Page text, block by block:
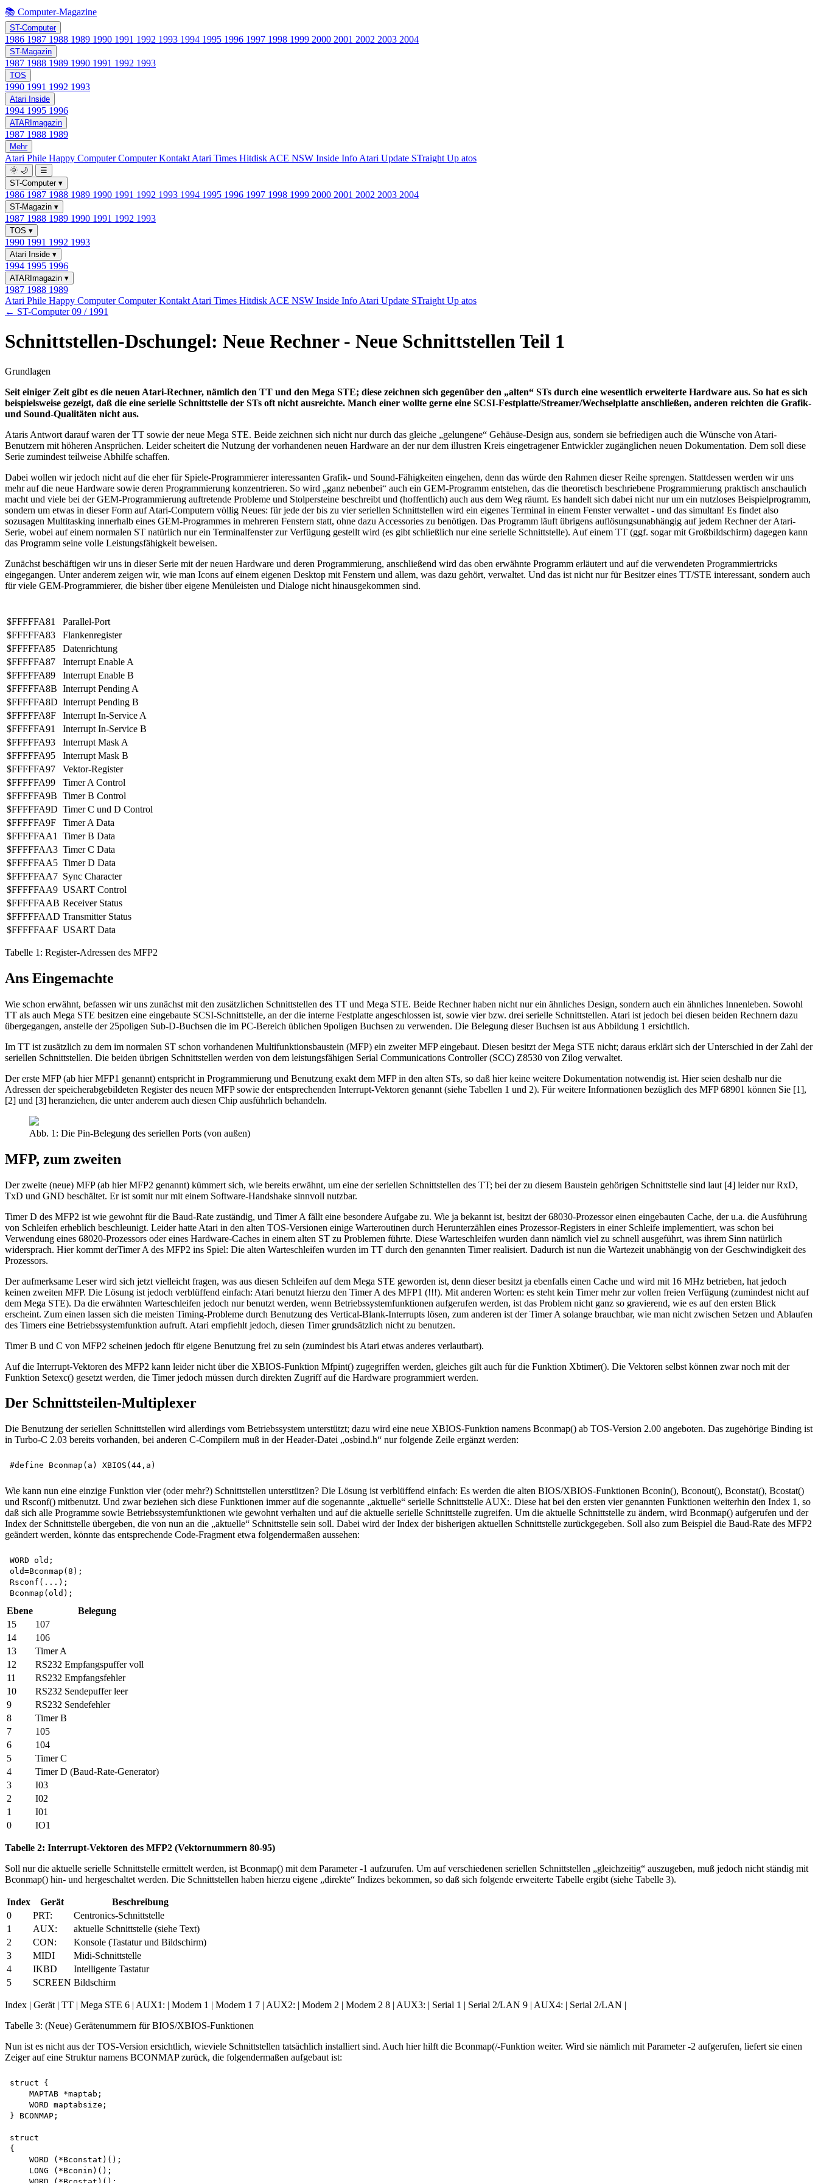
📚 Computer-Magazine
ST-Computer
1986 1987 1988 1989 1990 1991 1992 1993 1994 1995 1996 1997 1998 1999 2000 2001 2002 2003 2004
ST-Magazin
1987 1988 1989 1990 1991 1992 1993
TOS
1990 1991 1992 1993
Atari Inside
1994 1995 1996
ATARImagazin
1987 1988 1989
Mehr
Atari Phile Happy ComputerComputer Kontakt Atari Times Hitdisk ACE NSW Inside Info Atari Update STraight Up atos
🌞 🌙
☰
ST-Computer ▾
1986 1987 1988 1989 1990 1991 1992 1993 1994 1995 1996 1997 1998 1999 2000 2001 2002 2003 2004
ST-Magazin ▾
1987 1988 1989 1990 1991 1992 1993
TOS ▾
1990 1991 1992 1993
Atari Inside ▾
1994 1995 1996
ATARImagazin ▾
1987 1988 1989
Atari Phile Happy ComputerComputer Kontakt Atari Times Hitdisk ACE NSW Inside Info Atari Update STraight Up atos
← ST-Computer 09 / 1991
Schnittstellen-Dschungel: Neue Rechner - Neue Schnittstellen Teil 1
Grundlagen
Seit einiger Zeit gibt es die neuen Atari-Rechner, nämlich den TT und den Mega STE; diese zeichnen sich gegenüber den „alten“ STs durch eine wesentlich erweiterte Hardware aus. So hat es sich
beispielsweise gezeigt, daß die eine serielle Schnittstelle der STs oft nicht ausreichte. Manch einer wollte gerne eine SCSI-Festplatte/Streamer/Wechselplatte anschließen, anderen reichten die Grafik-
und Sound-Qualitäten nicht aus.
Ataris Antwort darauf waren der TT sowie der neue Mega STE. Beide zeichnen sich nicht nur durch das gleiche „gelungene“ Gehäuse-Design aus, sondern sie befriedigen auch die Wünsche von Atari-
Benutzern mit höheren Ansprüchen. Leider scheitert die Nutzung der vorhandenen neuen Hardware an der nur dem illustren Kreis eingetragener Entwickler zugänglichen neuen Dokumentation. Dem soll diese
Serie zumindest teilweise Abhilfe schaffen.
Dabei wollen wir jedoch nicht auf die eher für Spiele-Programmierer interessanten Grafik- und Sound-Fähigkeiten eingehen, denn das würde den Rahmen dieser Reihe sprengen. Stattdessen werden wir uns
mehr auf die neue Hardware sowie deren Programmierung konzentrieren. So wird „ganz nebenbei“ auch ein GEM-Programm entstehen, das die theoretisch beschriebene Programmierung praktisch anschaulich
macht und viele bei der GEM-Programmierung auftretende Probleme und Stolpersteine beschreibt und (hoffentlich) auch aus dem Weg räumt. Es handelt sich dabei nicht nur um ein nutzloses Beispielprogramm,
sondern um etwas in dieser Form auf Atari-Computern völlig Neues: für jede der bis zu vier seriellen Schnittstellen wird ein eigenes Terminal in einem Fenster verwaltet - und das simultan! Es findet also
sozusagen Multitasking innerhalb eines GEM-Programmes in mehreren Fenstern statt, ohne dazu Accessories zu benötigen. Das Programm läuft übrigens auflösungsunabhängig auf jedem Rechner der Atari-
Serie, wobei auf einem normalen ST natürlich nur ein Terminalfenster zur Verfügung gestellt wird (es gibt schließlich nur eine serielle Schnittstelle). Auf einem TT (ggf. sogar mit Großbildschirm) dagegen kann
das Programm seine volle Leistungsfähigkeit beweisen.
Zunächst beschäftigen wir uns in dieser Serie mit der neuen Hardware und deren Programmierung, anschließend wird das oben erwähnte Programm erläutert und auf die verwendeten Programmiertricks
eingegangen. Unter anderem zeigen wir, wie man Icons auf einem eigenen Desktop mit Fenstern und allem, was dazu gehört, verwaltet. Und das ist nicht nur für Besitzer eines TT/STE interessant, sondern auch
für viele GEM-Programmierer, die bisher über eigene Menüleisten und Dialoge nicht hinausgekommen sind.
$FFFFFA81
Parallel-Port
$FFFFFA83
Flankenregister
$FFFFFA85
Datenrichtung
$FFFFFA87
Interrupt Enable A
$FFFFFA89
Interrupt Enable B
$FFFFFA8B Interrupt Pending A
$FFFFFA8D Interrupt Pending B
$FFFFFA8F
Interrupt In-Service A
$FFFFFA91
Interrupt In-Service B
$FFFFFA93
Interrupt Mask A
$FFFFFA95
Interrupt Mask B
$FFFFFA97
Vektor-Register
$FFFFFA99
Timer A Control
$FFFFFA9B Timer B Control
$FFFFFA9D Timer C und D Control
$FFFFFA9F
Timer A Data
$FFFFFAA1
Timer B Data
$FFFFFAA3 Timer C Data
$FFFFFAA5 Timer D Data
$FFFFFAA7 Sync Character
$FFFFFAA9 USART Control
$FFFFFAAB Receiver Status
$FFFFFAAD Transmitter Status
$FFFFFAAF USART Data
Tabelle 1: Register-Adressen des MFP2
Ans Eingemachte
Wie schon erwähnt, befassen wir uns zunächst mit den zusätzlichen Schnittstellen des TT und Mega STE. Beide Rechner haben nicht nur ein ähnliches Design, sondern auch ein ähnliches Innenleben. Sowohl
TT als auch Mega STE besitzen eine eingebaute SCSI-Schnittstelle, an der die interne Festplatte angeschlossen ist, sowie vier bzw. drei serielle Schnittstellen. Atari ist jedoch bei diesen beiden Rechnern dazu
übergegangen, anstelle der 25poligen Sub-D-Buchsen die im PC-Bereich üblichen 9poligen Buchsen zu verwenden. Die Belegung dieser Buchsen ist aus Abbildung 1 ersichtlich.
Im TT ist zusätzlich zu dem im normalen ST schon vorhandenen Multifunktionsbaustein (MFP) ein zweiter MFP eingebaut. Diesen besitzt der Mega STE nicht; daraus erklärt sich der Unterschied in der Zahl der
seriellen Schnittstellen. Die beiden übrigen Schnittstellen werden von dem leistungsfähigen Serial Communications Controller (SCC) Z8530 von Zilog verwaltet.
Der erste MFP (ab hier MFP1 genannt) entspricht in Programmierung und Benutzung exakt dem MFP in den alten STs, so daß hier keine weitere Dokumentation notwendig ist. Hier seien deshalb nur die
Adressen der speicherabgebildeten Register des neuen MFP sowie der entsprechenden Interrupt-Vektoren genannt (siehe Tabellen 1 und 2). Für weitere Informationen bezüglich des MFP 68901 können Sie [1],
[2] und [3] heranziehen, die unter anderem auch diesen Chip ausführlich behandeln.
Abb. 1: Die Pin-Belegung des seriellen Ports (von außen)
MFP, zum zweiten
Der zweite (neue) MFP (ab hier MFP2 genannt) kümmert sich, wie bereits erwähnt, um eine der seriellen Schnittstellen des TT; bei der zu diesem Baustein gehörigen Schnittstelle sind laut [4] leider nur RxD,
TxD und GND beschältet. Er ist somit nur mit einem Software-Handshake sinnvoll nutzbar.
Timer D des MFP2 ist wie gewohnt für die Baud-Rate zuständig, und Timer A fällt eine besondere Aufgabe zu. Wie ja bekannt ist, besitzt der 68030-Prozessor einen eingebauten Cache, der u.a. die Ausführung
von Schleifen erheblich beschleunigt. Leider hatte Atari in den alten TOS-Versionen einige Warteroutinen durch Herunterzählen eines Prozessor-Registers in einer Schleife implementiert, was schon bei
Verwendung eines 68020-Prozessors oder eines Hardware-Caches in einem alten ST zu Problemen führte. Diese Warteschleifen wurden dann nämlich viel zu schnell ausgeführt, was ihrem Sinn natürlich
widersprach. Hier kommt derTimer A des MFP2 ins Spiel: Die alten Warteschleifen wurden im TT durch den genannten Timer realisiert. Dadurch ist nun die Wartezeit unabhängig von der Geschwindigkeit des
Prozessors.
Der aufmerksame Leser wird sich jetzt vielleicht fragen, was aus diesen Schleifen auf dem Mega STE geworden ist, denn dieser besitzt ja ebenfalls einen Cache und wird mit 16 MHz betrieben, hat jedoch
keinen zweiten MFP. Die Lösung ist jedoch verblüffend einfach: Atari benutzt hierzu den Timer A des MFP1 (!!!). Mit anderen Worten: es steht kein Timer mehr zur vollen freien Verfügung (zumindest nicht auf
dem Mega STE). Da die erwähnten Warteschleifen jedoch nur benutzt werden, wenn Betriebssystemfunktionen aufgerufen werden, ist das Problem nicht ganz so gravierend, wie es auf den ersten Blick
erscheint. Zum einen lassen sich die meisten Timing-Probleme durch Benutzung des Vertical-Blank-Interrupts lösen, zum anderen ist der Timer A solange brauchbar, wie man nicht zwischen Setzen und Ablaufen
des Timers eine Betriebssystemfunktion aufruft. Atari empfiehlt jedoch, diesen Timer grundsätzlich nicht zu benutzen.
Timer B und C von MFP2 scheinen jedoch für eigene Benutzung frei zu sein (zumindest bis Atari etwas anderes verlautbart).
Auf die Interrupt-Vektoren des MFP2 kann leider nicht über die XBIOS-Funktion Mfpint() zugegriffen werden, gleiches gilt auch für die Funktion Xbtimer(). Die Vektoren selbst können zwar noch mit der
Funktion Setexc() gesetzt werden, die Timer jedoch müssen durch direkten Zugriff auf die Hardware programmiert werden.
Der Schnittsteilen-Multiplexer
Die Benutzung der seriellen Schnittstellen wird allerdings vom Betriebssystem unterstützt; dazu wird eine neue XBIOS-Funktion namens Bconmap() ab TOS-Version 2.00 angeboten. Das zugehörige Binding ist
in Turbo-C 2.03 bereits vorhanden, bei anderen C-Compilern muß in der Header-Datei „osbind.h“ nur folgende Zeile ergänzt werden:
Wie kann nun eine einzige Funktion vier (oder mehr?) Schnittstellen unterstützen? Die Lösung ist verblüffend einfach: Es werden die alten BIOS/XBIOS-Funktionen Bconin(), Bconout(), Bconstat(), Bcostat()
und Rsconf() mitbenutzt. Und zwar beziehen sich diese Funktionen immer auf die sogenannte „aktuelle“ serielle Schnittstelle AUX:. Diese hat bei den ersten vier genannten Funktionen weiterhin den Index 1, so
daß sich alle Programme sowie Betriebssystemfunktionen wie gewohnt verhalten und auf die aktuelle serielle Schnittstelle zugreifen. Um die aktuelle Schnittstelle zu ändern, wird Bconmap() aufgerufen und der
Index der Schnittstelle übergeben, die von nun an die „aktuelle“ Schnittstelle sein soll. Dabei wird der Index der bisherigen aktuellen Schnittstelle zurückgegeben. Soll also zum Beispiel die Baud-Rate des MFP2
geändert werden, könnte das entsprechende Code-Fragment etwa folgendermaßen aussehen:
WORD old;
old=Bconmap(8);
Rsconf(...);
Ebene
Belegung
15
107
14
106
13
Timer A
12
RS232 Empfangspuffer voll
11
RS232 Empfangsfehler
10
RS232 Sendepuffer leer
9
RS232 Sendefehler
8
Timer B
7
105
6
104
5
Timer C
4
Timer D (Baud-Rate-Generator)
3
I03
2
I02
1
I01
0
IO1
Tabelle 2: Interrupt-Vektoren des MFP2 (Vektornummern 80-95)
Soll nur die aktuelle serielle Schnittstelle ermittelt werden, ist Bconmap() mit dem Parameter -1 aufzurufen. Um auf verschiedenen seriellen Schnittstellen „gleichzeitig“ auszugeben, muß jedoch nicht ständig mit
Bconmap() hin- und hergeschaltet werden. Die Schnittstellen haben hierzu eigene „direkte“ Indizes bekommen, so daß sich folgende erweiterte Tabelle ergibt (siehe Tabelle 3).
Index Gerät
Beschreibung
0
PRT:
Centronics-Schnittstelle
1
AUX:
aktuelle Schnittstelle (siehe Text)
2
CON:
Konsole (Tastatur und Bildschirm)
3
MIDI
Midi-Schnittstelle
4
IKBD
Intelligente Tastatur
5
SCREEN Bildschirm
Index | Gerät | TT | Mega STE 6 | AUX1: | Modem 1 | Modem 1 7 | AUX2: | Modem 2 | Modem 2 8 | AUX3: | Serial 1 | Serial 2/LAN 9 | AUX4: | Serial 2/LAN |
Tabelle 3: (Neue) Gerätenummern für BIOS/XBIOS-Funktionen
Nun ist es nicht aus der TOS-Version ersichtlich, wieviele Schnittstellen tatsächlich installiert sind. Auch hier hilft die Bconmap(/-Funktion weiter. Wird sie nämlich mit Parameter -2 aufgerufen, liefert sie einen
Zeiger auf eine Struktur namens BCONMAP zurück, die folgendermaßen aufgebaut ist:
struct {
    MAPTAB *maptab;
    WORD maptabsize;
} BCONMAP;
struct
{
    WORD (*Bconstat)();
    LONG (*Bconin)();